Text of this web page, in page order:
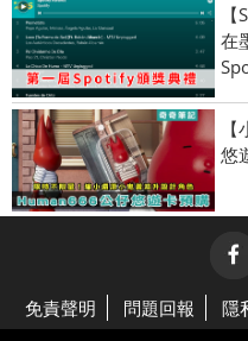
在
悠
免責聲明 問題回報 隱